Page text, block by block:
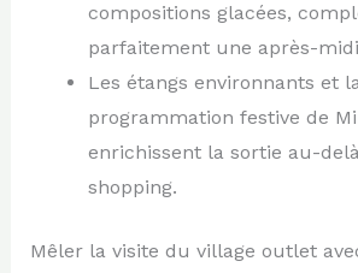
compositions glacées,
parfaitement une après-
Les étangs environnants et
programmation festive de
enrichissent la sortie au-
shopping.
Mêler la visite du village outlet